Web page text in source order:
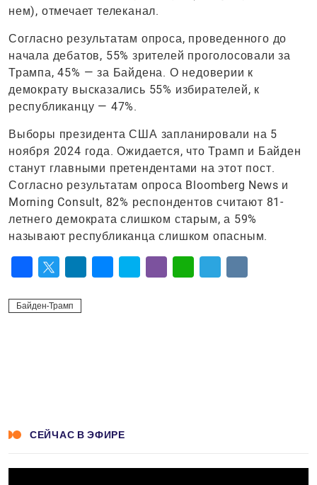
нем), отмечает телеканал.
Согласно результатам опроса, проведенного до
начала дебатов, 55% зрителей проголосовали за
Трампа, 45% — за Байдена. О недоверии к
демократу высказались 55% избирателей, к
республиканцу — 47%.
Выборы президента США запланировали на 5
ноября 2024 года. Ожидается, что Трамп и Байден
станут главными претендентами на этот пост.
Согласно результатам опроса Bloomberg News и
Morning Consult, 82% респондентов считают 81-
летнего демократа слишком старым, а 59%
называют республиканца слишком опасным.
Байден-Трамп
СЕЙЧАС В ЭФИРЕ